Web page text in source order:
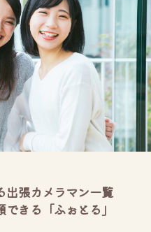
出張カメラマン一覧
きる「ふぉとる」